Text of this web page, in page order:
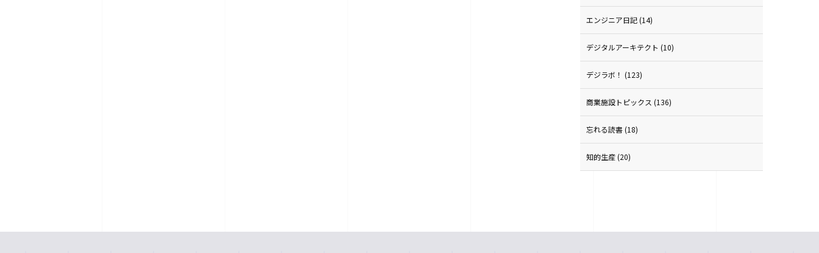
エンジニア日記(14)
デジタルアーキテクト (10)
デジラボ！ (123)
商業施設トピックス (136)
忘れる読書(18)
知的生産(20)